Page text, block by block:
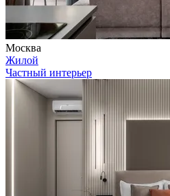
Москва
Жилой
Частный интерьер